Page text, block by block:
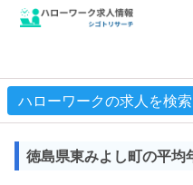
ハローワークの求人を検索
徳島県東みよし町の平均